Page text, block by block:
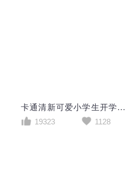
卡通清新可爱小学生开学第一课安全行为习惯养成教育主题班会PPT模板
19323
1128